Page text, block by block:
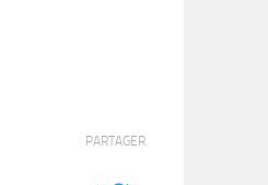
PARTAGER